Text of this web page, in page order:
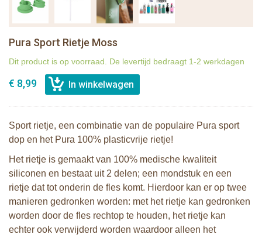
Pura Sport Rietje Moss
Dit product is op voorraad. De levertijd bedraagt 1-2 werkdagen
€ 8,99
Sport rietje, een combinatie van de populaire Pura sport
dop en het Pura 100% plasticvrije rietje!
Het rietje is gemaakt van 100% medische kwaliteit
siliconen en bestaat uit 2 delen; een mondstuk en een
rietje dat tot onderin de fles komt. Hierdoor kan er op twee
manieren gedronken worden: met het rietje kan gedronken
worden door de fles rechtop te houden, het rietje kan
echter ook verwijderd worden waardoor alleen het